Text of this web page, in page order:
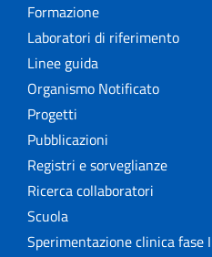
Formazione
Laboratori di riferimento
Linee guida
Organismo Notificato
Progetti
Pubblicazioni
Registri e sorveglianze
Ricerca collaboratori
Scuola
Sperimentazione clinica fase I